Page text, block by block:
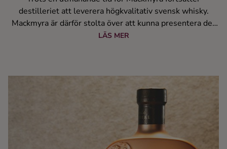
destilleriet att leverera högkvalitativ svensk whisky.
Mackmyra är därför stolta över att kunna presentera det
senaste tillskottet: Myra – en rökig single malt whisky
LÄS MER